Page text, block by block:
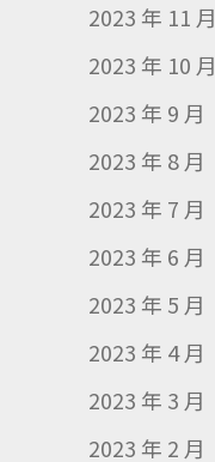
2023 年 11 月
2023 年 10 月
2023 年 9 月
2023 年 8 月
2023 年 7 月
2023 年 6 月
2023 年 5 月
2023 年 4 月
2023 年 3 月
2023 年 2 月